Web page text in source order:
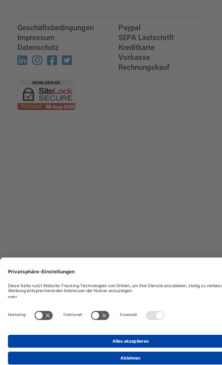
Geschäftsbedingungen
Impressum
Datenschutz
Paypal
SEPA Lastschrift
Kreditkarte
Vorkasse
Rechnungskauf